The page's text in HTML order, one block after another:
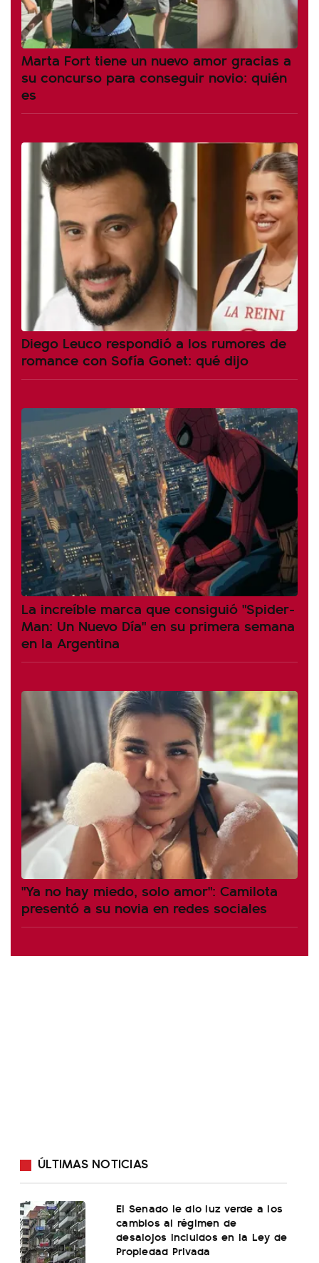
Marta Fort tiene un nuevo amor gracias a
su concurso para conseguir novio: quién
es
Diego Leuco respondió a los rumores de
romance con Sofía Gonet: qué dijo
La increíble marca que consiguió "Spider-
Man: Un Nuevo Día" en su primera semana
en la Argentina
"Ya no hay miedo, solo amor": Camilota
presentó a su novia en redes sociales
ÚLTIMAS NOTICIAS
El Senado le dio luz verde a los
cambios al régimen de
desalojos incluidos en la Ley de
Propiedad Privada